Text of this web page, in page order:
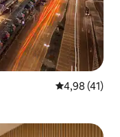
4,98 de uma
4,98 (41)